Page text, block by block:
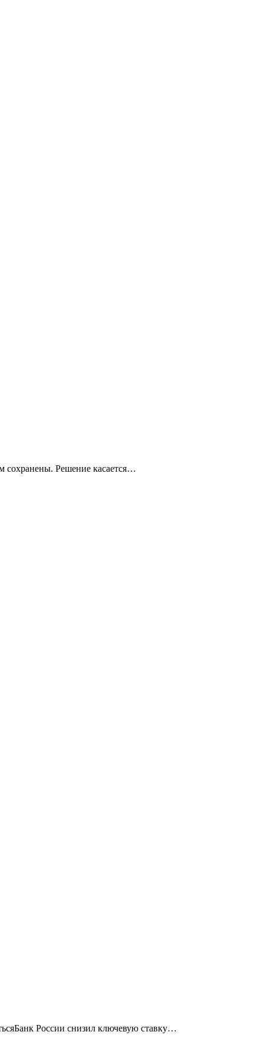
сохранены. Решение касается…
России снизил ключевую ставку…